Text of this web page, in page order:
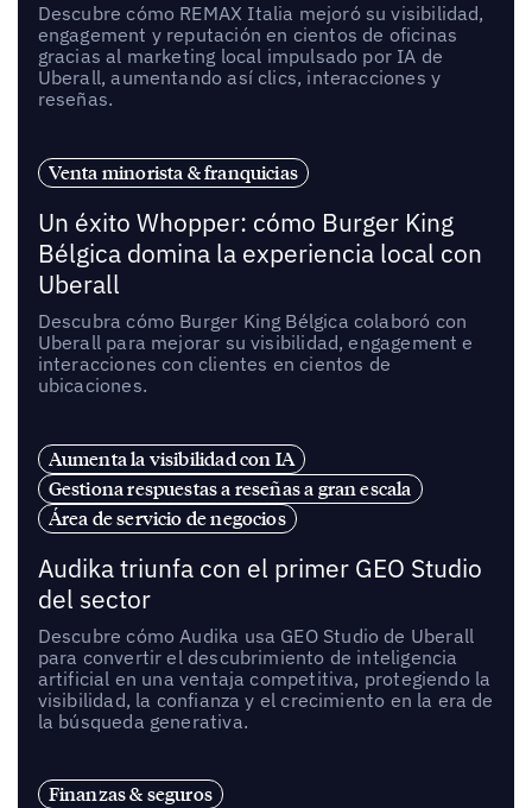
Descubre cómo REMAX Italia mejoró su visibilidad,
engagement y reputación en cientos de oficinas
gracias al marketing local impulsado por IA de
Uberall, aumentando así clics, interacciones y
reseñas.
Venta minorista & franquicias
Un éxito Whopper: cómo Burger King
Bélgica domina la experiencia local con
Uberall
Descubra cómo Burger King Bélgica colaboró con
Uberall para mejorar su visibilidad, engagement e
interacciones con clientes en cientos de
ubicaciones.
Aumenta la visibilidad con IA
Gestiona respuestas a reseñas a gran escala
Área de servicio de negocios
Audika triunfa con el primer GEO Studio
del sector
Descubre cómo Audika usa GEO Studio de Uberall
para convertir el descubrimiento de inteligencia
artificial en una ventaja competitiva, protegiendo la
visibilidad, la confianza y el crecimiento en la era de
la búsqueda generativa.
Finanzas & seguros